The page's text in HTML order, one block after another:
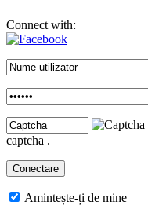
Connect with:
captcha .
Amintește-ți de mine